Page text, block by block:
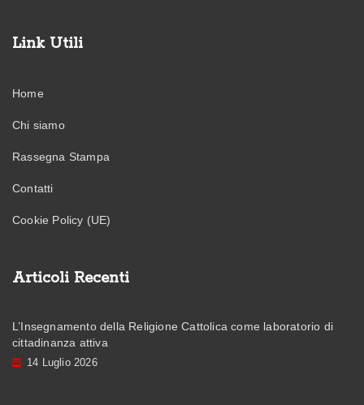
Link Utili
Home
Chi siamo
Rassegna Stampa
Contatti
Cookie Policy (UE)
Articoli Recenti
L’Insegnamento della Religione Cattolica come laboratorio di
cittadinanza attiva
14 Luglio 2026